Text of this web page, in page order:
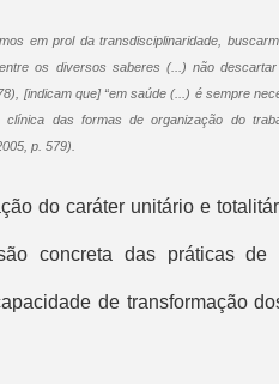
em prol da transdisciplinaridade,
os diversos saberes (...) não
[indicam que] “em saúde (...) é sempre
clínica das formas de organização do
p. 579).
do caráter unitário e
concreta das práticas
de transformação